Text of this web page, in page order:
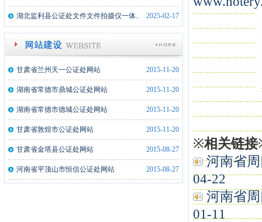
湖北监利县公证处文件文件拍摄仪一体.. 2025-02-17
内蒙古额济纳旗公证处文件文件拍摄仪.. 2024-02-21
湖北武穴市公证处文件文件拍摄仪一体..
新疆墨玉县公证处文件拍摄仪一体机1.. 2022-07-19
湖北监利县公证处文件拍摄仪一体机2.. 2021-12-21
湖南俊昇伟业信息科技有限公司公证处.. 2020-05-10
山西忻州市泰和公证处指纹采集仪5台 2019-05-10
山西忻州市泰和公证处指纹采集仪5台 2019-05-13
安徽来安县公证处指纹采集仪2台 2019-01-21
甘肃省兰州天一公证处网站 2015-11-20
湖南省常德市鼎城公证处网站 2015-11-20
湖南省常德市德城公证处网站 2015-11-20
甘肃省敦煌市公证处网站 2015-11-20
甘肃省金塔县公证处网站 2015-08-27
河南省平顶山市恒信公证处网站 2015-08-27
※相关链接
河南省
04-22
河南省
01-11